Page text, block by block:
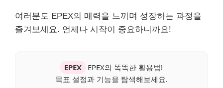
여러분도 EPEX의 매력을 느끼며 성장하는 과정을
즐겨보세요. 언제나 시작이 중요하니까요!
EPEX
EPEX의 똑똑한 활용법!
목표 설정과 기능을 탐색해보세요.